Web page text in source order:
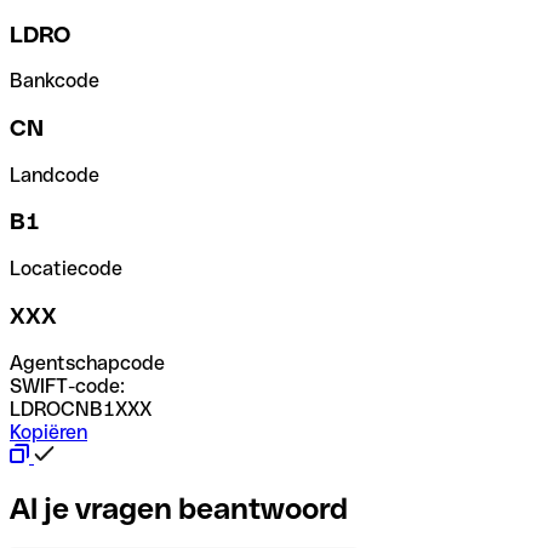
LDRO
Bankcode
CN
Landcode
B1
Locatiecode
XXX
Agentschapcode
SWIFT-code:
LDROCNB1XXX
Kopiëren
Al je vragen beantwoord